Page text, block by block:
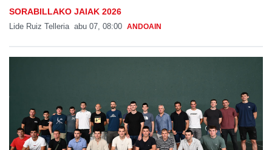
SORABILLAKO JAIAK 2026
Lide Ruiz Telleria abu 07, 08:00 ANDOAIN